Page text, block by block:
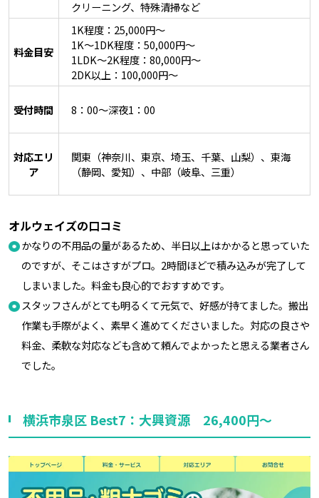
クリーニング、特殊清掃など
料金目安
1K程度：25,000円～
1K～1DK程度：50,000円～
1LDK～2K程度：80,000円～
2DK以上：100,000円～
受付時間 8：00～深夜1：00
対応エリ
ア
関東（神奈川、東京、埼玉、千葉、山梨）、東海
（静岡、愛知）、中部（岐阜、三重）
オルウェイズの口コミ
かなりの不用品の量があるため、半日以上はかかると思っていた
のですが、そこはさすがプロ。2時間ほどで積み込みが完了して
しまいました。料金も良心的でおすすめです。
スタッフさんがとても明るくて元気で、好感が持てました。搬出
作業も手際がよく、素早く進めてくださいました。対応の良さや
料金、柔軟な対応なども含めて頼んでよかったと思える業者さん
でした。
横浜市泉区 Best7：大興資源 26,400円～